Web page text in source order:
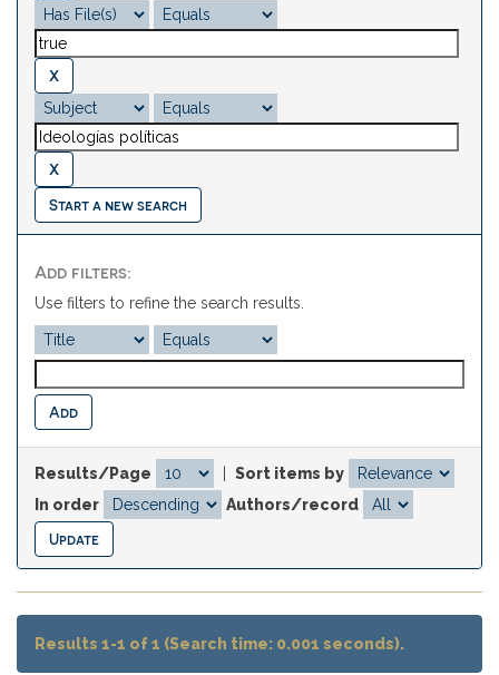
Start a new search
Add filters:
Use filters to refine the search results.
Results/Page
Sort items by
In order
Authors/record
Results 1-1 of 1 (Search time: 0.001 seconds).